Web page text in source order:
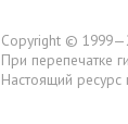
Copyright ©
При перепечатке
Настоящий